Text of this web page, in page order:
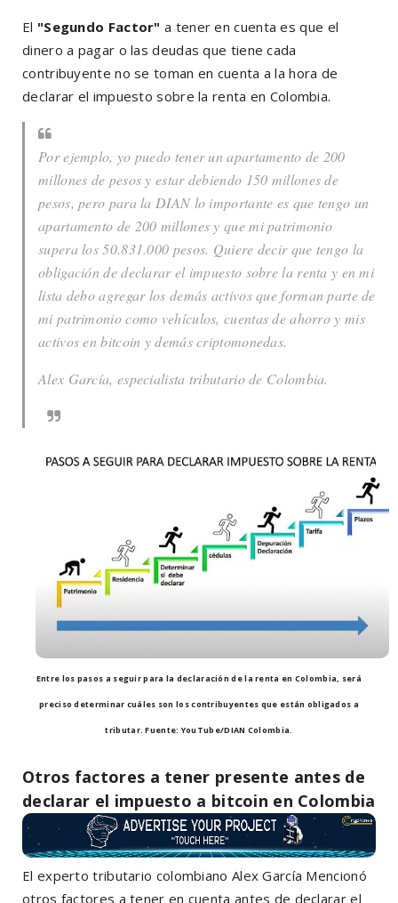
El "Segundo Factor" a tener en cuenta es que el
dinero a pagar o las deudas que tiene cada
contribuyente no se toman en cuenta a la hora de
declarar el impuesto sobre la renta en Colombia.
Por ejemplo, yo puedo tener un apartamento de 200
millones de pesos y estar debiendo 150 millones de
pesos, pero para la DIAN lo importante es que tengo un
apartamento de 200 millones y que mi patrimonio
supera los 50.831.000 pesos. Quiere decir que tengo la
obligación de declarar el impuesto sobre la renta y en mi
lista debo agregar los demás activos que forman parte de
mi patrimonio como vehículos, cuentas de ahorro y mis
activos en bitcoin y demás criptomonedas.
Alex García, especialista tributario de Colombia.
Entre los pasos a seguir para la declaración de la renta en Colombia, será
preciso determinar cuáles son los contribuyentes que están obligados a
tributar. Fuente: YouTube/DIAN Colombia.
Otros factores a tener presente antes de
declarar el impuesto a bitcoin en Colombia
El experto tributario colombiano Alex García Mencionó
otros factores a tener en cuenta antes de declarar el